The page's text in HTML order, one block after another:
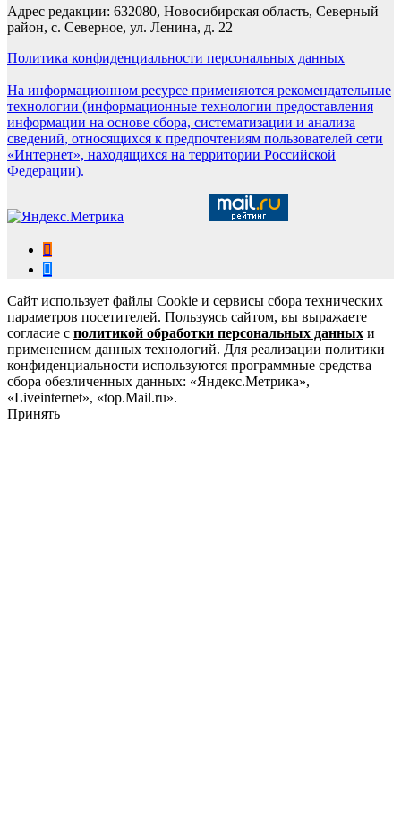
Адрес редакции: 632080, Новосибирская область, Северный
район, с. Северное, ул. Ленина, д. 22
Политика конфиденциальности персональных данных
На информационном ресурсе применяются рекомендательные
технологии (информационные технологии предоставления
информации на основе сбора, систематизации и анализа
сведений, относящихся к предпочтениям пользователей сети
«Интернет», находящихся на территории Российской
Федерации).
Сайт использует файлы Cookie и сервисы сбора технических
параметров посетителей. Пользуясь сайтом, вы выражаете
согласие с политикой обработки персональных данных и
применением данных технологий. Для реализации политики
конфиденциальности используются программные средства
сбора обезличенных данных: «Яндекс.Метрика»,
«Liveinternet», «top.Mail.ru».
Принять